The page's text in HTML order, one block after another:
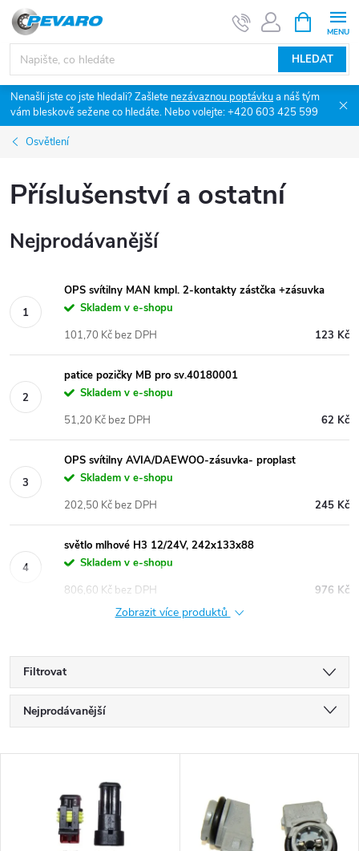
Přejít
obsah
HLEDAT
NÁKUPNÍ
KOŠÍK
Nenašli jste co jste hledali? Zašlete nezávaznou poptávkua náš tým
vám bleskově sežene co hledáte. Nebo volejte: +420 603 425 599
Osvětlení
Příslušenství a ostatní
Nejprodávanější
OPS svítilny MAN kmpl. 2-kontakty zástčka +zásuvka
Skladem v e-shopu
123 Kč
101,70 Kč bez DPH
patice pozičky MB pro sv.40180001
Skladem v e-shopu
62 Kč
51,20 Kč bez DPH
OPS svítilny AVIA/DAEWOO-zásuvka- proplast
Skladem v e-shopu
245 Kč
202,50 Kč bez DPH
světlo mlhové H3 12/24V, 242x133x88
Skladem v e-shopu
976 Kč
806,60 Kč bez DPH
Zobrazit více produktů
Filtrovat
Ř
a
Nejprodávanější
Abecedně